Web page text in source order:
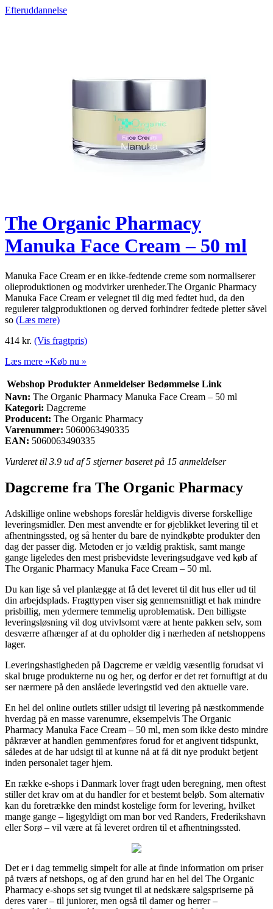
Efteruddannelse
The Organic Pharmacy
Manuka Face Cream – 50 ml
Manuka Face Cream er en ikke-fedtende creme som normaliserer
olieproduktionen og modvirker urenheder.The Organic Pharmacy
Manuka Face Cream er velegnet til dig med fedtet hud, da den
regulerer talgproduktionen og derved forhindrer fedtede pletter såvel
so (Læs mere)
414 kr. (Vis fragtpris)
Læs mere »Køb nu »
Webshop Produkter Anmeldelser Bedømmelse Link
Navn: The Organic Pharmacy Manuka Face Cream – 50 ml
Kategori: Dagcreme
Producent: The Organic Pharmacy
Varenummer: 5060063490335
EAN: 5060063490335
Vurderet til 3.9 ud af 5 stjerner baseret på 15 anmeldelser
Dagcreme fra The Organic Pharmacy
Adskillige online webshops foreslår heldigvis diverse forskellige
leveringsmidler. Den mest anvendte er for øjeblikket levering til et
afhentningssted, og så henter du bare de nyindkøbte produkter den
dag der passer dig. Metoden er jo vældig praktisk, samt mange
gange ligeledes den mest prisbevidste leveringsudgave ved køb af
The Organic Pharmacy Manuka Face Cream – 50 ml.
Du kan lige så vel planlægge at få det leveret til dit hus eller ud til
din arbejdsplads. Fragttypen viser sig gennemsnitligt et hak mindre
prisbillig, men ydermere temmelig uproblematisk. Den billigste
leveringsløsning vil dog utvivlsomt være at hente pakken selv, som
desværre afhænger af at du opholder dig i nærheden af netshoppens
lager.
Leveringshastigheden på Dagcreme er vældig væsentlig forudsat vi
skal bruge produkterne nu og her, og derfor er det ret fornuftigt at du
ser nærmere på den anslåede leveringstid ved den aktuelle vare.
En hel del online outlets stiller udsigt til levering på næstkommende
hverdag på en masse varenumre, eksempelvis The Organic
Pharmacy Manuka Face Cream – 50 ml, men som ikke desto mindre
påkræver at handlen gemmenføres forud for et angivent tidspunkt,
således at de har udsigt til at kunne nå at få dit nye produkt betjent
inden personalet tager hjem.
En række e-shops i Danmark lover fragt uden beregning, men oftest
stiller det krav om at du handler for et bestemt beløb. Som alternativ
kan du foretrække den mindst kostelige form for levering, hvilket
mange gange – ligegyldigt om man bor ved Randers, Frederikshavn
eller Sorø – vil være at få leveret ordren til et afhentningssted.
Det er i dag temmelig simpelt for alle at finde information om priser
på tværs af netshops, og af den grund har en hel del The Organic
Pharmacy e-shops set sig tvunget til at nedskære salgspriserne på
deres varer – til juniorer, men også til damer og herrer –